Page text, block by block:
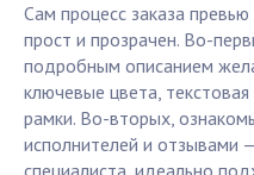
Сам процесс заказа
прост и прозрачен. Во-
подробным описанием
ключевые цвета,
рамки. Во-вторых,
исполнителей и отзывами